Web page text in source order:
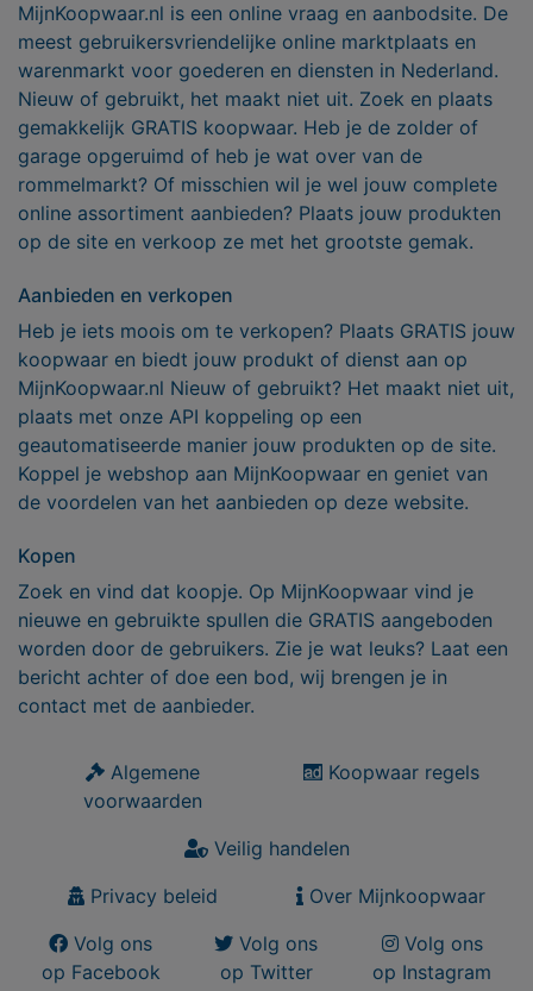
MijnKoopwaar.nl is een online vraag en aanbodsite. De
meest gebruikersvriendelijke online marktplaats en
warenmarkt voor goederen en diensten in Nederland.
Nieuw of gebruikt, het maakt niet uit. Zoek en plaats
gemakkelijk GRATIS koopwaar. Heb je de zolder of
garage opgeruimd of heb je wat over van de
rommelmarkt? Of misschien wil je wel jouw complete
online assortiment aanbieden? Plaats jouw produkten
op de site en verkoop ze met het grootste gemak.
Aanbieden en verkopen
Heb je iets moois om te verkopen? Plaats GRATIS jouw
koopwaar en biedt jouw produkt of dienst aan op
MijnKoopwaar.nl Nieuw of gebruikt? Het maakt niet uit,
plaats met onze API koppeling op een
geautomatiseerde manier jouw produkten op de site.
Koppel je webshop aan MijnKoopwaar en geniet van
de voordelen van het aanbieden op deze website.
Kopen
Zoek en vind dat koopje. Op MijnKoopwaar vind je
nieuwe en gebruikte spullen die GRATIS aangeboden
worden door de gebruikers. Zie je wat leuks? Laat een
bericht achter of doe een bod, wij brengen je in
contact met de aanbieder.
Algemene
voorwaarden
Koopwaar regels
Veilig handelen
Privacy beleid
Over Mijnkoopwaar
Volg ons
op Facebook
Volg ons
op Twitter
Volg ons
op Instagram